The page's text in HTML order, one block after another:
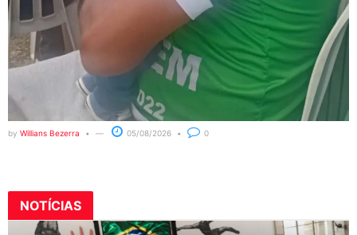
by Willians Bezerra 05/08/2026 0
NOTÍCIAS